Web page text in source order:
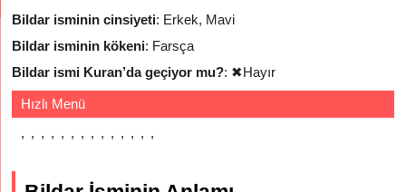
Bildar isminin cinsiyeti: Erkek, Mavi
Bildar isminin kökeni: Farsça
Bildar ismi Kuran’da geçiyor mu?: ✖Hayır
Hızlı Menü